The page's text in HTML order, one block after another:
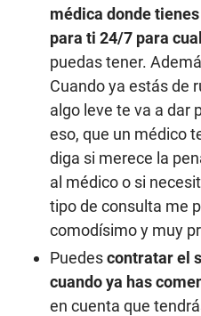
médica donde
para ti 24/7 para
puedas tener.
Cuando ya estás de
algo leve te va a dar
eso, que un médico
diga si merece la
al médico o si
tipo de consulta me
comodísimo y muy
Puedescontratar el
cuando ya has
en cuenta que